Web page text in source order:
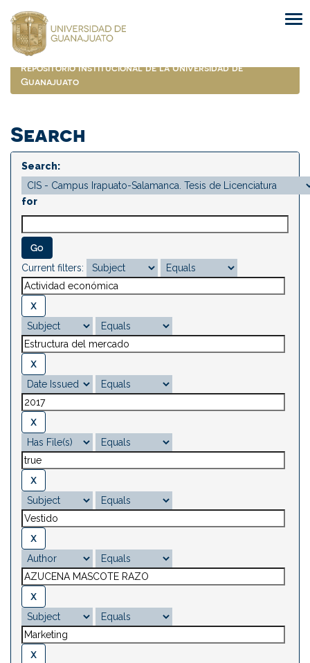
navigation
Repositorio Institucional de la Universidad de
Guanajuato
Search
Search:
for
Current filters: